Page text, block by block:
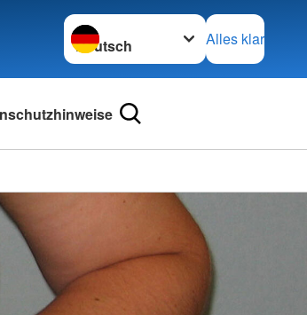
Sprache wechseln zu
Alles klar